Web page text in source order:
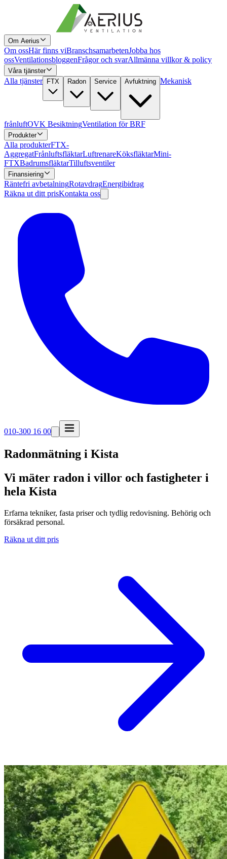
Om Aerius
Om ossHär finns viBranschsamarbetenJobba hos
ossVentilationsbloggenFrågor och svarAllmänna villkor & policy
Våra tjänster
Alla tjänster FTX Radon Service Avfuktning Mekanisk
frånluftOVK BesiktningVentilation för BRF
Produkter
Alla produkterFTX-
AggregatFrånluftsfläktarLuftrenareKöksfläktarMini-
FTXBadrumsfläktarTilluftsventiler
Finansiering
Räntefri avbetalningRotavdragEnergibidrag
Räkna ut ditt prisKontakta oss
010-300 16 00
Radonmätning i Kista
Vi mäter radon i villor och fastigheter i
hela Kista
Erfarna tekniker, fasta priser och tydlig redovisning. Behörig och
försäkrad personal.
Räkna ut ditt pris